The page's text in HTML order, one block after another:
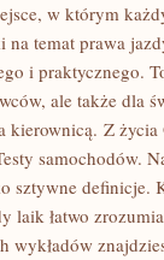
w którym
temat prawa
i praktycznego.
ale także dla
kierownicą. Z
samochodów.
sztywne definicje.
laik łatwo
wykładów